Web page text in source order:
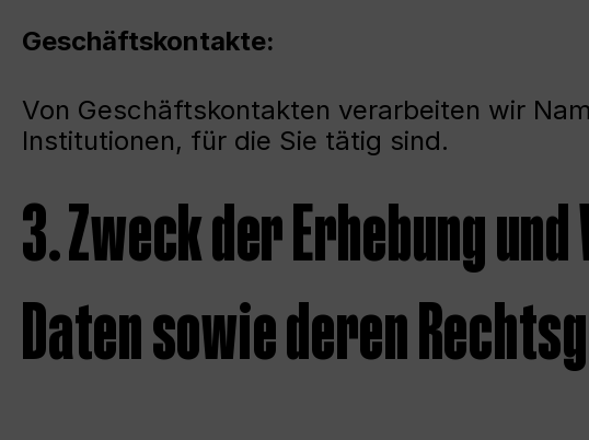
Geschäftskontakte:
Von Geschäftskontakten verarbeiten wir
Institutionen, für die Sie tätig sind.
3. Zweck der Erhebung
Daten sowie deren